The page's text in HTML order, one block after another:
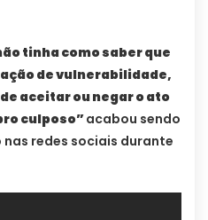
tinha como saber que
de vulnerabilidade,
aceitar ou negar o ato
culposo”acabou sendo
redes sociais durante